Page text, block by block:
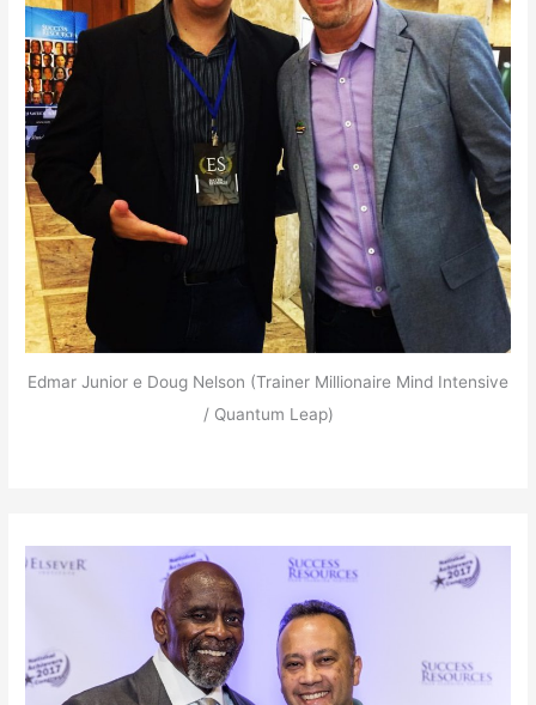
Edmar Junior e Doug Nelson (Trainer Millionaire Mind Intensive
/ Quantum Leap)